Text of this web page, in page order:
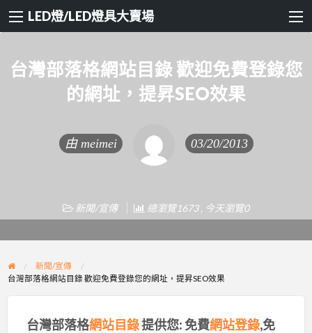
LED燈/LED燈具大賣場
台灣部落格網站目錄 歡迎免費登錄您
的網址，提昇SEO效果
由 meimei 03/20/2013
新聞/宣傳 總瀏覽1673 , 今天瀏覽0
新聞/宣傳
台灣部落格網站目錄 歡迎免費登錄您的網址，提昇SEO效果
台灣部落格網站目錄提供您:免費網站登錄,免